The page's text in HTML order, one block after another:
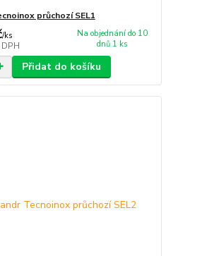
průchozí SEL1
/ks
Na objednání do 10
dnů 1 ks
Přidat do košíku